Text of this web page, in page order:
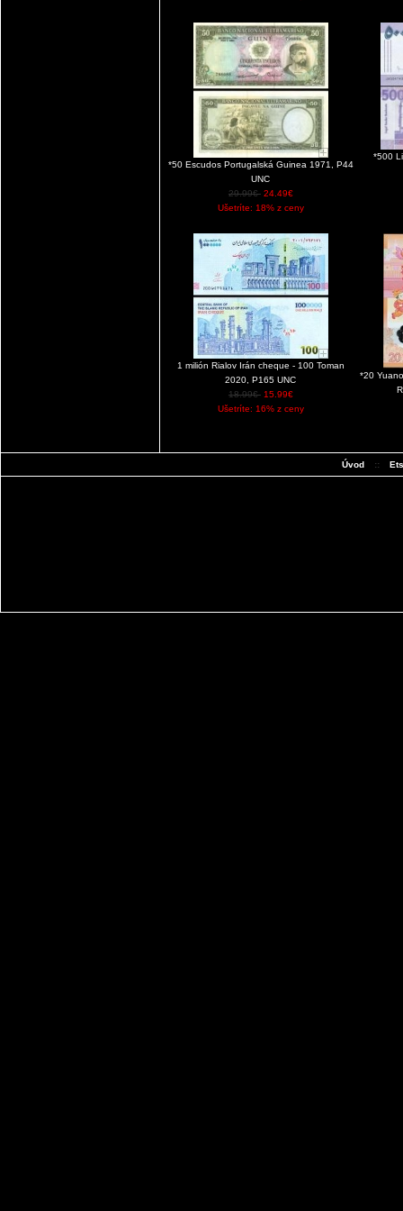
*50 Escudos Portugalská Guinea 1971, P44
UNC
29.99€ 24.49€
Ušetríte: 18% z ceny
*500
1 milión Rialov Irán cheque - 100 Toman
2020, P165 UNC
18.99€ 15.99€
Ušetríte: 16% z ceny
*20
Úvod ::